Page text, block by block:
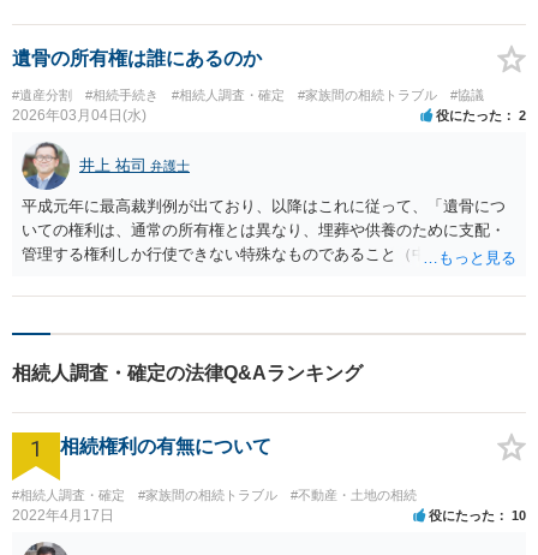
遺骨の所有権は誰にあるのか
#遺産分割 #相続手続き #相続人調査・確定 #家族間の相続トラブル #協議
2026年03月04日(水) 役にたった 2
井上 祐司 弁護士
平成元年に最高裁判例が出ており、以降はこれに従って、「遺骨につ
いての権利は、通常の所有権とは異なり、埋葬や供養のために支配・
管理する権利しか行使できない特殊なものであること（中略）などか
て扱うべきものと解するのが相当である」とされ、被相続人の指定又
遺骨の取得者を指定することができる」とされています。具体的に
定、③家庭裁判所による指定の順です。本件では、①②がなければ、
③で叔父又は子と指定されることが多いでしょう。
相続人調査・確定の法律Q&Aランキング
1 相続権利の有無について
#相続人調査・確定 #家族間の相続トラブル #不動産・土地の相続
2022年4月17日 役にたった 10